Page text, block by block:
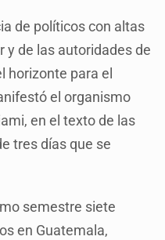
de políticos con altas
y de las autoridades de
horizonte para el
el organismo
en el texto de las
tres días que se
semestre siete
en Guatemala,